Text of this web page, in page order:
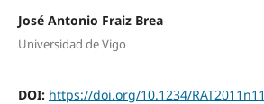
José Antonio Fraiz Brea
Universidad de Vigo
DOI: https://doi.org/10.1234/RAT2011n11